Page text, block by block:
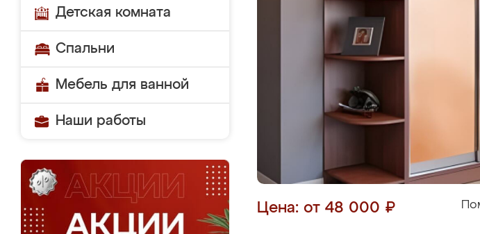
Детская комната
Спальни
Мебель для ванной
Наши работы
Цена: от 48 000 ₽